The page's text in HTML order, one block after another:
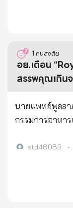
อย่าทำงานด้ว
อยากมี อยากไ
ฉันทะ ความรัก
มนุษย์เหมือนที่พ่อเ
เคียงข้างคนยา
พระราชาผู้อยู่ง่
ไม่อยู่แล้ว เรา
กฎหมายซ้ำเติมและเอาเป
ห้ามเราได้ ไม่มี
เคยรับฟังท่าน
เสรีภาพ ในกา
ไม่ให้มีบุคคลภ
1 คนสงสัย
อย.เตือน
สรรพคุณเกิน
นายแพทย์พูลลา
กรรมการอาหา
ประชาชนให้ตร
http://
การตรวจสอบ
std48089 •